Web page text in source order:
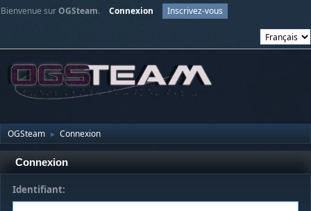
Bienvenue surOGSteam. Connexion Inscrivez-vous
OGSteam ► Connexion
Connexion
Identifiant: